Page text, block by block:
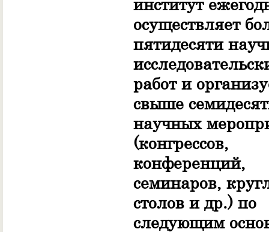
осуществляет
пятидесяти
работ и
свыше
научных
(конгрессов,
конференций,
семинаров,
столов и др.) по
следующим